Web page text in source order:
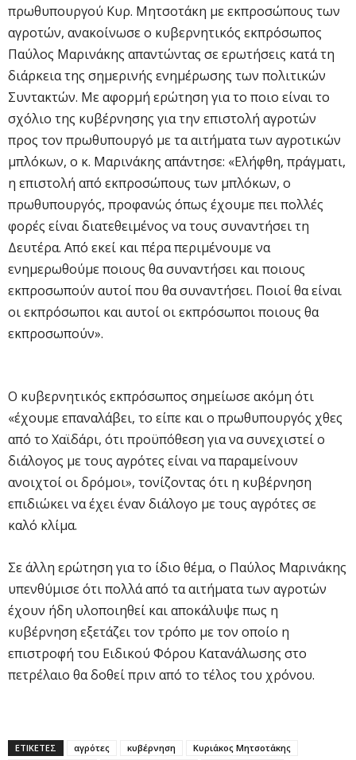
πρωθυπουργού Κυρ. Μητσοτάκη με εκπροσώπους των
αγροτών, ανακοίνωσε ο κυβερνητικός εκπρόσωπος
Παύλος Μαρινάκης απαντώντας σε ερωτήσεις κατά τη
διάρκεια της σημερινής ενημέρωσης των πολιτικών
Συντακτών. Με αφορμή ερώτηση για το ποιο είναι το
σχόλιο της κυβέρνησης για την επιστολή αγροτών
προς τον πρωθυπουργό με τα αιτήματα των αγροτικών
μπλόκων, ο κ. Μαρινάκης απάντησε: «Ελήφθη, πράγματι,
η επιστολή από εκπροσώπους των μπλόκων, ο
πρωθυπουργός, προφανώς όπως έχουμε πει πολλές
φορές είναι διατεθειμένος να τους συναντήσει τη
Δευτέρα. Από εκεί και πέρα περιμένουμε να
ενημερωθούμε ποιους θα συναντήσει και ποιους
εκπροσωπούν αυτοί που θα συναντήσει. Ποιοί θα είναι
οι εκπρόσωποι και αυτοί οι εκπρόσωποι ποιους θα
εκπροσωπούν».
Ο κυβερνητικός εκπρόσωπος σημείωσε ακόμη ότι
«έχουμε επαναλάβει, το είπε και ο πρωθυπουργός χθες
από το Χαϊδάρι, ότι προϋπόθεση για να συνεχιστεί ο
διάλογος με τους αγρότες είναι να παραμείνουν
ανοιχτοί οι δρόμοι», τονίζοντας ότι η κυβέρνηση
επιδιώκει να έχει έναν διάλογο με τους αγρότες σε
καλό κλίμα.
Σε άλλη ερώτηση για το ίδιο θέμα, ο Παύλος Μαρινάκης
υπενθύμισε ότι πολλά από τα αιτήματα των αγροτών
έχουν ήδη υλοποιηθεί και αποκάλυψε πως η
κυβέρνηση εξετάζει τον τρόπο με τον οποίο η
επιστροφή του Ειδικού Φόρου Κατανάλωσης στο
πετρέλαιο θα δοθεί πριν από το τέλος του χρόνου.
ΕΤΙΚΕΤΕΣ αγρότες κυβέρνηση
Κυριάκος Μητσοτάκης